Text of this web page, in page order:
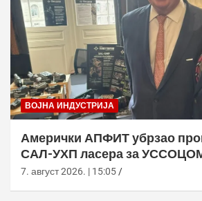
ВОЈНА ИНДУСТРИЈА
Амерички АПФИТ убрзао
САЛ-УХП ласера за
7. август 2026. | 15:05